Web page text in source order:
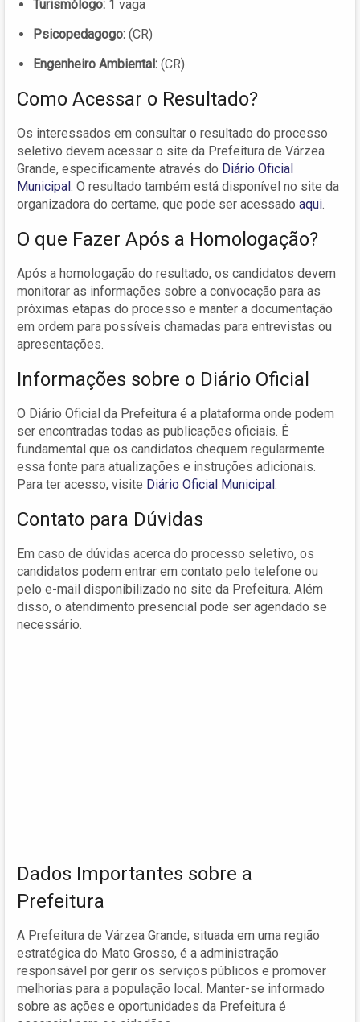
Turismólogo: 1 vaga
Psicopedagogo: (CR)
Engenheiro Ambiental: (CR)
Como Acessar o Resultado?
Os interessados em consultar o resultado do processo
seletivo devem acessar o site da Prefeitura de Várzea
Grande, especificamente através do Diário Oficial
Municipal. O resultado também está disponível no site da
organizadora do certame, que pode ser acessado aqui.
O que Fazer Após a Homologação?
Após a homologação do resultado, os candidatos devem
monitorar as informações sobre a convocação para as
próximas etapas do processo e manter a documentação
em ordem para possíveis chamadas para entrevistas ou
apresentações.
Informações sobre o Diário Oficial
O Diário Oficial da Prefeitura é a plataforma onde podem
ser encontradas todas as publicações oficiais. É
fundamental que os candidatos chequem regularmente
essa fonte para atualizações e instruções adicionais.
Para ter acesso, visite Diário Oficial Municipal.
Contato para Dúvidas
Em caso de dúvidas acerca do processo seletivo, os
candidatos podem entrar em contato pelo telefone ou
pelo e-mail disponibilizado no site da Prefeitura. Além
disso, o atendimento presencial pode ser agendado se
necessário.
Dados Importantes sobre a
Prefeitura
A Prefeitura de Várzea Grande, situada em uma região
estratégica do Mato Grosso, é a administração
responsável por gerir os serviços públicos e promover
melhorias para a população local. Manter-se informado
sobre as ações e oportunidades da Prefeitura é